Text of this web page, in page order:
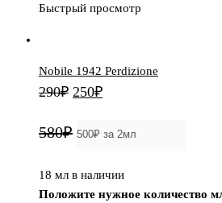
Быстрый просмотр
Nobile 1942 Perdizione
290₽ Первоначальная
составляла
250₽Текущая
250₽.
580₽
18 мл в наличии
Положите нужное количество